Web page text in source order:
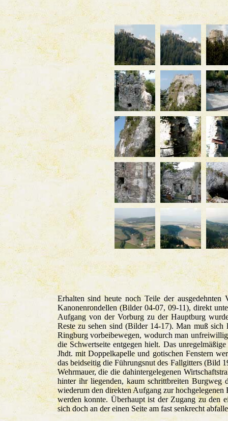
Erhalten sind heute noch Teile der
Kanonenrondellen (Bilder 04-07, 09-11), direkt
Aufgang von der Vorburg zu der Hauptburg
Reste zu sehen sind (Bilder 14-17). Man muß sich
Ringburg vorbeibewegen, wodurch man
die Schwertseite entgegen hielt. Das
Jhdt. mit Doppelkapelle und gotischen Fenstern
das beidseitig die Führungsnut des Fallgitters (Bild
Wehrmauer, die die dahintergelegenen
hinter ihr liegenden, kaum schrittbreiten Burgweg
wiederum den direkten Aufgang zur
werden konnte. Überhaupt ist der Zugang zu den
sich doch an der einen Seite am fast senkrecht